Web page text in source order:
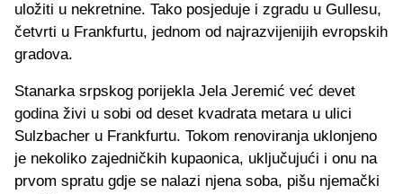
uložiti u nekretnine. Tako posjeduje i zgradu u Gullesu,
četvrti u Frankfurtu, jednom od najrazvijenijih evropskih
gradova.
Stanarka srpskog porijekla Jela Jeremić već devet
godina živi u sobi od deset kvadrata metara u ulici
Sulzbacher u Frankfurtu. Tokom renoviranja uklonjeno
je nekoliko zajedničkih kupaonica, uključujući i onu na
prvom spratu gdje se nalazi njena soba, pišu njemački